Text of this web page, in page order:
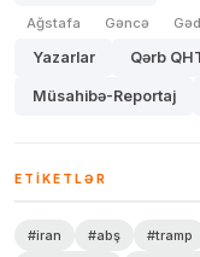
Ağstafa Gəncə
Yazarlar Qərb
Müsahibə-Reportaj
ETIKETLƏR
#iran #abş #tramp